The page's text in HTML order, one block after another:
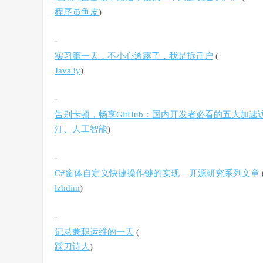
程序员鱼皮)
·
实习第一天，不小心透露了，我是拆迁户 (
Java3y)
·
告别卡顿，畅享GitHub：国内开发者必看的五大加速
汀、人工智能)
·
C#窗体自定义快捷操作键的实现 – 开源研究系列文章
lzhdim)
·
记录兼职运维的一天 (
踩刀诗人)